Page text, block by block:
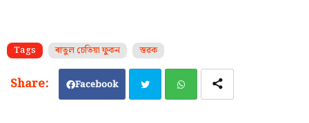
Tags ৰাতুল চেতিয়া ফুকন স্তৱক
Facebook